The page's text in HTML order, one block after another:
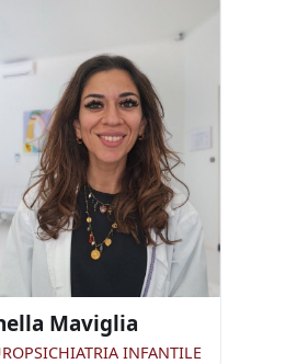
Maviglia
INFANTILE